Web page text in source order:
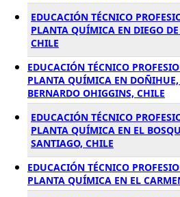
EDUCACIÓN TÉCNICO
PLANTA QUÍMICA EN DIEGO
CHILE
EDUCACIÓN TÉCNICO
PLANTA QUÍMICA EN DOÑIHUE,
BERNARDO OHIGGINS, CHILE
EDUCACIÓN TÉCNICO
PLANTA QUÍMICA EN EL
SANTIAGO, CHILE
EDUCACIÓN TÉCNICO
PLANTA QUÍMICA EN EL